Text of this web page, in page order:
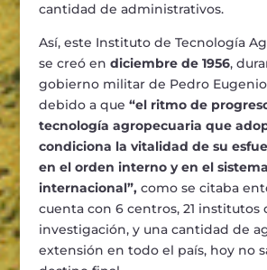
cantidad de administrativos.
Así, este Instituto de Tecnología
se creó en diciembre de 1956,
gobierno militar de Pedro
debido a que “el ritmo de
tecnología agropecuaria que
condiciona la vitalidad de su
en el orden interno y en el
internacional”,como se citaba
cuenta con 6 centros, 21 institutos
investigación, y una cantidad de
extensión en todo el país, hoy no